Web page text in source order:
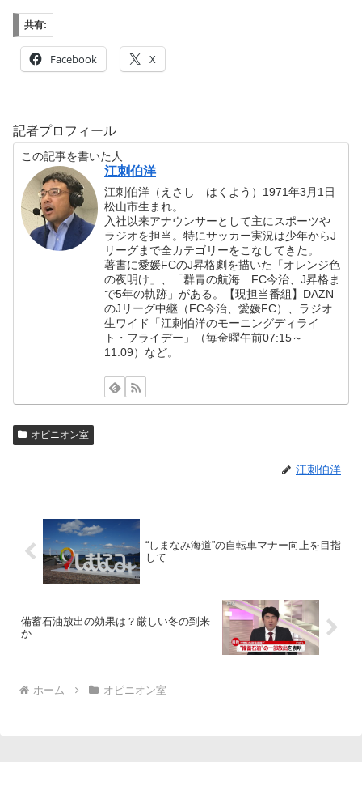
共有:
Facebook X
記者プロフィール
この記事を書いた人
江刺伯洋
江刺伯洋（えさし はくよう）1971年3月1日
松山市生まれ。
入社以来アナウンサーとして主にスポーツや
ラジオを担当。特にサッカー実況は少年からJ
リーグまで全カテゴリーをこなしてきた。
著書に愛媛FCのJ昇格劇を描いた「オレンジ色
の夜明け」、「群青の航海 FC今治、J昇格ま
で5年の軌跡」がある。【現担当番組】DAZN
のJリーグ中継（FC今治、愛媛FC）、ラジオ
生ワイド「江刺伯洋のモーニングディライ
ト・フライデー」（毎金曜午前07:15～
11:09）など。
オピニオン室
江刺伯洋
“しまなみ海道”の自転車マナー向上を目指
して
備蓄石油放出の効果は？厳しい冬の到来
か
ホーム オピニオン室